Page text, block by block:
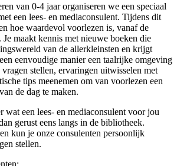
van 0-4 jaar organiseren we een speciaal
een lees- en mediaconsulent. Tijdens dit
hoe waardevol voorlezen is, vanaf de
Je maakt kennis met nieuwe boeken die
van de allerkleinsten en krijgt
eenvoudige manier een taalrijke omgeving
stellen, ervaringen uitwisselen met
tips meenemen om van voorlezen een
de dag te maken.
wat een lees- en mediaconsulent voor jou
gerust eens langs in de bibliotheek.
kun je onze consulenten persoonlijk
stellen.